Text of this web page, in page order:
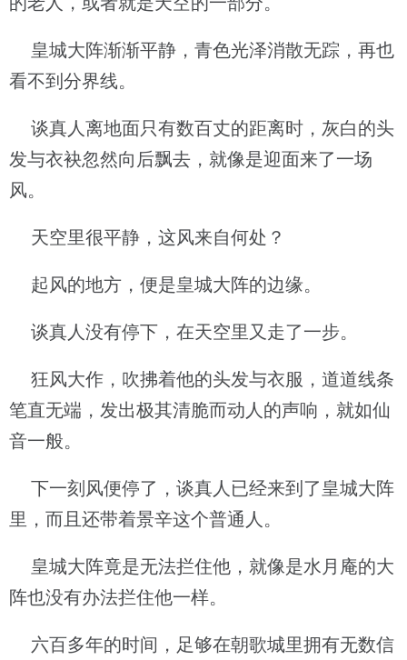
皇城大阵渐渐平静，青色光泽消散无踪，再也
看不到分界线。
谈真人离地面只有数百丈的距离时，灰白的头
发与衣袂忽然向后飘去，就像是迎面来了一场
风。
天空里很平静，这风来自何处？
起风的地方，便是皇城大阵的边缘。
谈真人没有停下，在天空里又走了一步。
狂风大作，吹拂着他的头发与衣服，道道线条
笔直无端，发出极其清脆而动人的声响，就如仙
音一般。
下一刻风便停了，谈真人已经来到了皇城大阵
里，而且还带着景辛这个普通人。
皇城大阵竟是无法拦住他，就像是水月庵的大
阵也没有办法拦住他一样。
六百多年的时间，足够在朝歌城里拥有无数信